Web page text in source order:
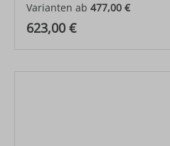
Varianten ab 477,00 €
Regulärer Preis:
623,00 €